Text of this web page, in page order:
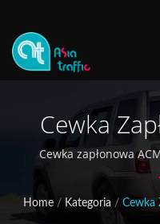
Cewka
Cewka zapłonowa
Home / Kategoria / Cewka